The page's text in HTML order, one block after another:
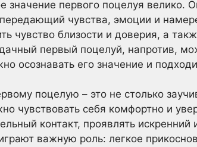
значение первого поцелуя
чувства, эмоции и
чувство близости и доверия, а
первый поцелуй, напротив,
осознавать его значение и
поцелую – это не столько
чувствовать себя комфортно и
контакт, проявлять
важную роль: легкое